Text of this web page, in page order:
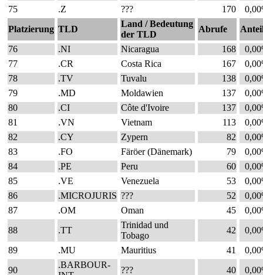
75
.Z ??? 170
Platzierung TLD
Land / Bedeutung
der TLD
Abrufe
76
.NI Nicaragua 168
77
.CR Costa Rica 167
78
.TV Tuvalu 138
79
.MD Moldawien 137
80
.CI Côte d'Ivoire 137
81
.VN Vietnam 113
82
.CY Zypern 82
83
.FO Färöer (Dänemark) 79
84
.PE Peru 60
85
.VE Venezuela 53
86
.MICROJURIS ??? 52
87
.OM Oman 45
88
.TT
Trinidad und
Tobago
42
89
.MU Mauritius 41
90
.BARBOUR-
??? 40